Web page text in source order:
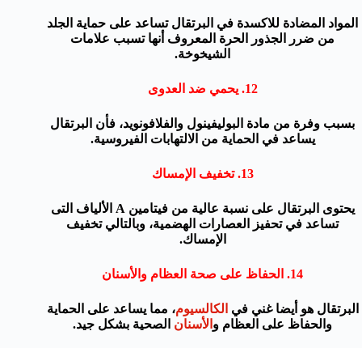
المواد المضادة للاكسدة في البرتقال تساعد على حماية الجلد
من ضرر الجذور الحرة المعروف أنها تسبب علامات
الشيخوخة.
12. يحمي ضد العدوى
بسبب وفرة من مادة البوليفينول و الفلافونويد، فأن البرتقال
يساعد في الحماية من الالتهابات الفيروسية.
13. تخفيف الإمساك
يحتوى البرتقال على نسبة عالية من فيتامين A الألياف التى
تساعد في تحفيز العصارات الهضمية، وبالتالي تخفيف
الإمساك.
14. الحفاظ على صحة العظام والأسنان
البرتقال هو أيضا غني في الكالسيوم، مما يساعد على الحماية
والحفاظ على العظام و الأسنان الصحية بشكل جيد.